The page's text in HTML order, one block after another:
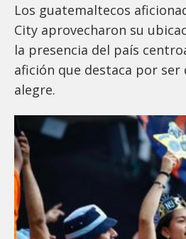
Los guatemaltecos
City aprovecharon su
la presencia del país
afición que destaca por ser
alegre.